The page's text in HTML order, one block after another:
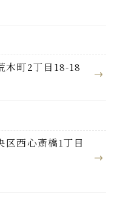
木町2丁目18-18
西心斎橋1丁目